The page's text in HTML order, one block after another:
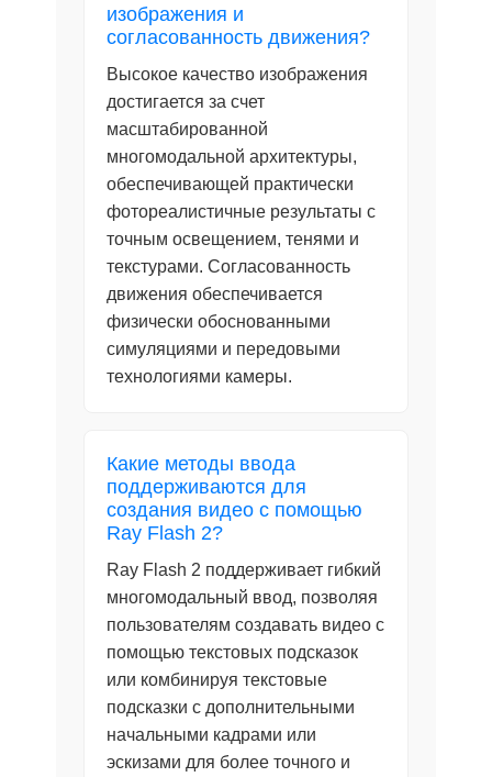
изображения и
согласованность движения?
Высокое качество изображения
достигается за счет
масштабированной
многомодальной архитектуры,
обеспечивающей практически
фотореалистичные результаты с
точным освещением, тенями и
текстурами. Согласованность
движения обеспечивается
физически обоснованными
симуляциями и передовыми
технологиями камеры.
Какие методы ввода
поддерживаются для
создания видео с помощью
Ray Flash 2?
Ray Flash 2 поддерживает гибкий
многомодальный ввод, позволяя
пользователям создавать видео с
помощью текстовых подсказок
или комбинируя текстовые
подсказки с дополнительными
начальными кадрами или
эскизами для более точного и